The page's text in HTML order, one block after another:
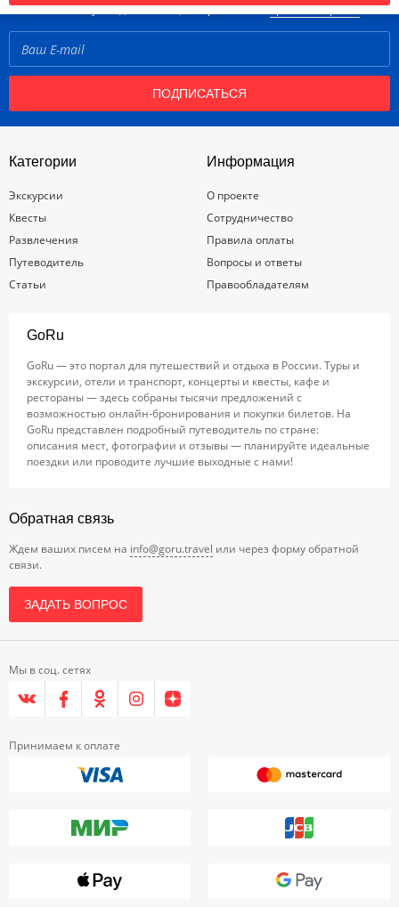
Нажимая кнопку «Подписаться», вы принимаетеправила портала
ПОДПИСАТЬСЯ
Категории
Экскурсии
Квесты
Развлечения
Путеводитель
Статьи
Информация
О проекте
Сотрудничество
Правила оплаты
Вопросы и ответы
Правообладателям
GoRu
GoRu — это портал для путешествий и отдыха в России. Туры и
экскурсии, отели и транспорт, концерты и квесты, кафе и
рестораны — здесь собраны тысячи предложений с
возможностью онлайн-бронирования и покупки билетов. На
GoRu представлен подробный путеводитель по стране:
описания мест, фотографии и отзывы — планируйте идеальные
поездки или проводите лучшие выходные с нами!
Обратная связь
Ждем ваших писем на info@goru.travel или через форму обратной
связи.
ЗАДАТЬ ВОПРОС
Мы в соц. сетях
Принимаем к оплате